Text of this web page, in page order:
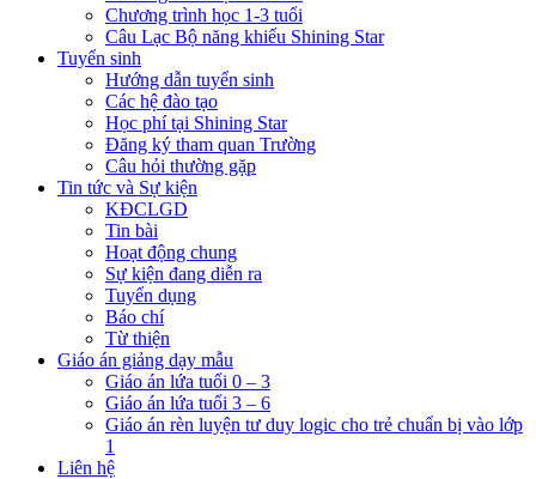
Chương trình học 1-3 tuổi
Câu Lạc Bộ năng khiếu Shining Star
Tuyển sinh
Hướng dẫn tuyển sinh
Các hệ đào tạo
Học phí tại Shining Star
Đăng ký tham quan Trường
Câu hỏi thường gặp
Tin tức và Sự kiện
KĐCLGD
Tin bài
Hoạt động chung
Sự kiện đang diễn ra
Tuyển dụng
Báo chí
Từ thiện
Giáo án giảng dạy mẫu
Giáo án lứa tuổi 0 – 3
Giáo án lứa tuổi 3 – 6
Giáo án rèn luyện tư duy logic cho trẻ chuẩn bị vào lớp
1
Liên hệ